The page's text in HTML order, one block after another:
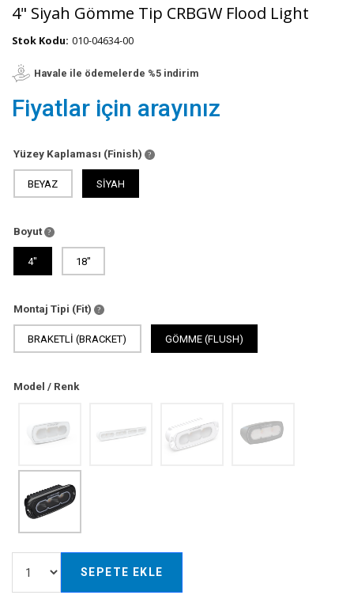
4" Siyah Gömme Tip CRBGW Flood Light
Stok Kodu: 010-04634-00
Havale ile ödemelerde %5 indirim
Fiyatlar için arayınız
Yüzey Kaplaması (Finish)
BEYAZ SİYAH
Boyut
4" 18"
Montaj Tipi (Fit)
BRAKETLI (BRACKET) GÖMME (FLUSH)
Model / Renk
SEPETE EKLE